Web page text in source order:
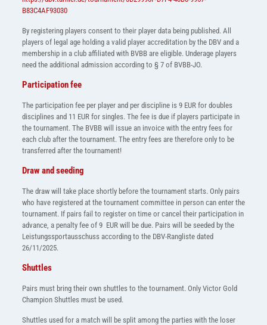
B83C4AF93030
By registering players consent to their player data being published. All
players of legal age holding a valid player accreditation by the DBV and a
membership in a club affiliated with BVBB are eligible. Underage players
need the additional admission according to § 7 of BVBB-JO.
Participation fee
The participation fee per player and per discipline is 9 EUR for doubles
disciplines and 11 EUR for singles. The fee is due if players participate in
the tournament. The BVBB will issue an invoice with the entry fees for
each club after the tournament. The entry fees are therefore only to be
transferred after the tournament!
Draw and seeding
The draw will take place shortly before the tournament starts. Only pairs
who have registered at the tournament committee in person can enter the
tournament. If pairs fail to register on time or cancel their participation in
advance, a penalty fee of 9 EUR will be due. Pairs will be seeded by the
Leistungssportausschuss according to the DBV-Rangliste dated
26/11/2025.
Shuttles
Pairs must bring their own shuttles to the tournament. Only Victor Gold
Champion Shuttles must be used.
Shuttles used for a match will be split among the parties with the loser